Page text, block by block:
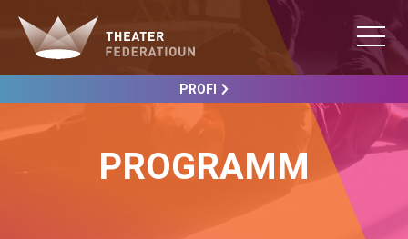
PROFI
PROGRAMM